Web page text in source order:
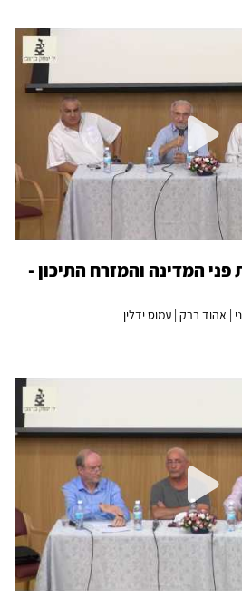
המדינה והמזרח התיכון -
| אהוד ברק | עמוס ידלין